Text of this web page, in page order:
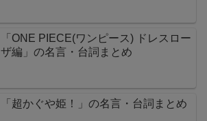
「ONE PIECE(ワンピース) ドレスロー
ザ編」の名言・台詞まとめ
「超かぐや姫！」の名言・台詞まとめ